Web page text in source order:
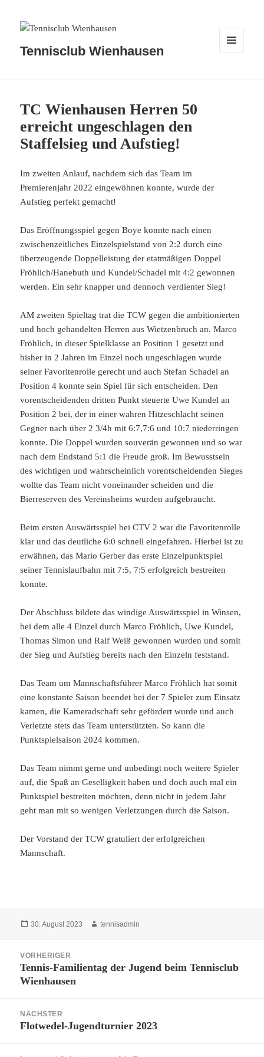
Tennisclub Wienhausen
TC Wienhausen Herren 50
erreicht ungeschlagen den
Staffelsieg und Aufstieg!
Im zweiten Anlauf, nachdem sich das Team im
Premierenjahr 2022 eingewöhnen konnte, wurde der
Aufstieg perfekt gemacht!
Das Eröffnungsspiel gegen Boye konnte nach einen
zwischenzeitliches Einzelspielstand von 2:2 durch eine
überzeugende Doppelleistung der etatmäßigen Doppel
Fröhlich/Hanebuth und Kundel/Schadel mit 4:2 gewonnen
werden. Ein sehr knapper und dennoch verdienter Sieg!
AM zweiten Spieltag trat die TCW gegen die ambitionierten
und hoch gehandelten Herren aus Wietzenbruch an. Marco
Fröhlich, in dieser Spielklasse an Position 1 gesetzt und
bisher in 2 Jahren im Einzel noch ungeschlagen wurde
seiner Favoritenrolle gerecht und auch Stefan Schadel an
Position 4 konnte sein Spiel für sich entscheiden. Den
vorentscheidenden dritten Punkt steuerte Uwe Kundel an
Position 2 bei, der in einer wahren Hitzeschlacht seinen
Gegner nach über 2 3/4h mit 6:7,7:6 und 10:7 niederringen
konnte. Die Doppel wurden souverän gewonnen und so war
nach dem Endstand 5:1 die Freude groß. Im Bewusstsein
des wichtigen und wahrscheinlich vorentscheidenden Sieges
wollte das Team nicht voneinander scheiden und die
Bierreserven des Vereinsheims wurden aufgebraucht.
Beim ersten Auswärtsspiel bei CTV 2 war die Favoritenrolle
klar und das deutliche 6:0 schnell eingefahren. Hierbei ist zu
erwähnen, das Mario Gerber das erste Einzelpunktspiel
seiner Tennislaufbahn mit 7:5, 7:5 erfolgreich bestreiten
konnte.
Der Abschluss bildete das windige Auswärtsspiel in Winsen,
bei dem alle 4 Einzel durch Marco Fröhlich, Uwe Kundel,
Thomas Simon und Ralf Weiß gewonnen wurden und somit
der Sieg und Aufstieg bereits nach den Einzeln feststand.
Das Team um Mannschaftsführer Marco Fröhlich hat somit
eine konstante Saison beendet bei der 7 Spieler zum Einsatz
kamen, die Kameradschaft sehr gefördert wurde und auch
Verletzte stets das Team unterstützten. So kann die
Punktspielsaison 2024 kommen.
Das Team nimmt gerne und unbedingt noch weitere Spieler
auf, die Spaß an Geselligkeit haben und doch auch mal ein
Punktspiel bestreiten möchten, denn nicht in jedem Jahr
geht man mit so wenigen Verletzungen durch die Saison.
Der Vorstand der TCW gratuliert der erfolgreichen
Mannschaft.
Veröffentlicht
30. August 2023 Autor
tennisadmin
VORHERIGER
Vorheriger
Beitrag:
Tennis-Familientag der Jugend beim Tennisclub
Wienhausen
NÄCHSTER
Nächster
Flotwedel-Jugendturnier 2023